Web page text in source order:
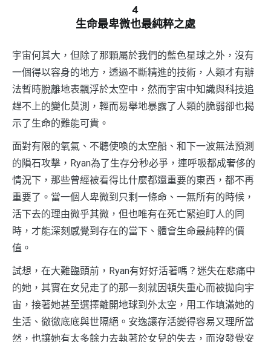
4
生命最卑微也最純粹之處
宇宙何其大，但除了那顆屬於我們的藍色星球之外，沒有
一個得以容身的地方，透過不斷精進的技術，人類才有辦
法暫時脫離地表飄浮於太空中，然而宇宙中知識與科技追
趕不上的變化莫測，輕而易舉地暴露了人類的脆弱卻也揭
示了生命的難能可貴。
面對有限的氧氣、不聽使喚的太空船、和下一波無法預測
的隕石攻擊，Ryan為了生存分秒必爭，連呼吸都成奢侈的
情況下，那些曾經被看得比什麼都還重要的東西，都不再
重要了。當一個人卑微到只剩一條命、一無所有的時候，
活下去的理由微乎其微，但也唯有在死亡緊迫盯人的同
時，才能深刻感覺到存在的當下、體會生命最純粹的價
值。
試想，在大難臨頭前，Ryan有好好活著嗎？迷失在悲痛中
的她，其實在女兒走了的那一刻就因頓失重心而被拋向宇
宙，接著她甚至選擇離開地球到外太空，用工作填滿她的
生活、徹徹底底與世隔絕。安逸讓存活變得容易又理所當
然，也讓她有太多餘力去執著於女兒的失去，而沒發覺安